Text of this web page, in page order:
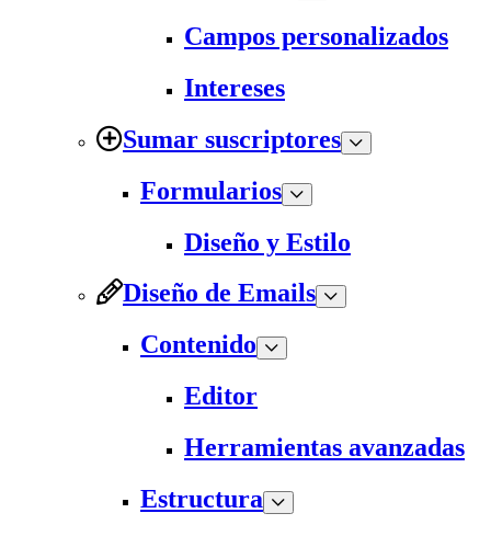
Campos personalizados
Intereses
Sumar suscriptores
Formularios
Diseño y Estilo
Diseño de Emails
Contenido
Editor
Herramientas avanzadas
Estructura